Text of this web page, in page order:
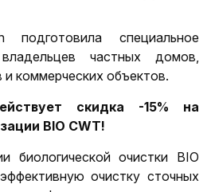
подготовила специальное
частных домов,
и коммерческих объектов.
скидка -15% на
BIO CWT!
биологической очистки BIO
очистку сточных